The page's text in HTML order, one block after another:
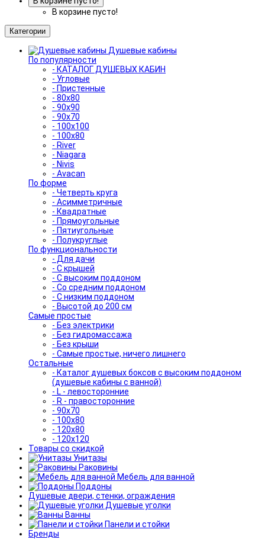
В корзине пусто!
Категории
Душевые кабины
По популярности
- КАТАЛОГ ДУШЕВЫХ КАБИН
- Угловые
- Пристенные
- 80x80
- 90x90
- 90x70
- 100x100
- 100x80
- River
- Niagara
- Nivis
- Avacan
По форме
- Четверть круга
- Асимметричные
- Квадратные
- Прямоугольные
- Пятиугольные
- Полукруглые
По функциональности
- Для дачи
- С крышей
- С высоким поддоном
- Со средним поддоном
- С низким поддоном
- Высотой до 200 см
Самые простые
- Без электрики
- Без гидромассажа
- Без крыши
- Самые простые, ничего лишнего
Остальные
- Каталог душевых боксов с высоким поддоном
(душевые кабины с ванной)
- L - левосторонние
- R - правосторонние
- 90x70
- 100x80
- 120x80
- 120x120
Товары со скидкой
Унитазы
Раковины
Мебель для ванной
Поддоны
Душевые двери, стенки, ограждения
Душевые уголки
Ванны
Панели и стойки
Бренды